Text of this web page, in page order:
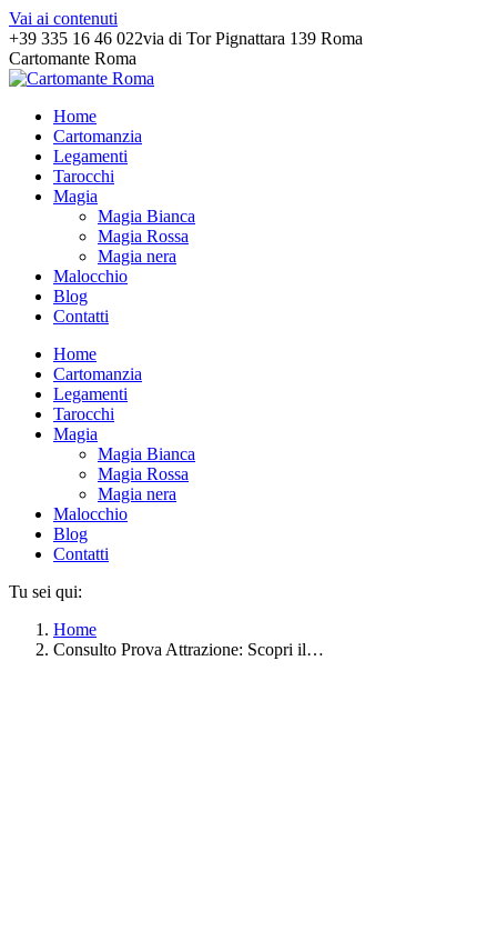
Vai ai contenuti
+39 335 16 46 022via di Tor Pignattara 139 Roma
Cartomante Roma
Home
Cartomanzia
Legamenti
Tarocchi
Magia
Magia Bianca
Magia Rossa
Magia nera
Malocchio
Blog
Contatti
Home
Cartomanzia
Legamenti
Tarocchi
Magia
Magia Bianca
Magia Rossa
Magia nera
Malocchio
Blog
Contatti
Tu sei qui:
Home
Consulto Prova Attrazione: Scopri il…